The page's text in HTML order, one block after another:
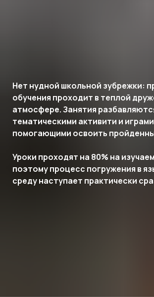
Нет нудной школьной зубрежки:
обучения проходит в теплой
атмосфере. Занятия
тематическими активити и
помогающими освоить
Уроки проходят на 80% на
поэтому процесс погружения в
среду наступает практически